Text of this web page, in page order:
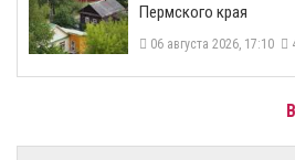
Пермского края
06 августа 2026, 17:10